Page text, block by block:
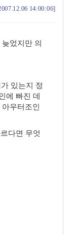
14:00:06]
었지만 의
있는지 정
에 빠진 데
우터조인
다면 무엇